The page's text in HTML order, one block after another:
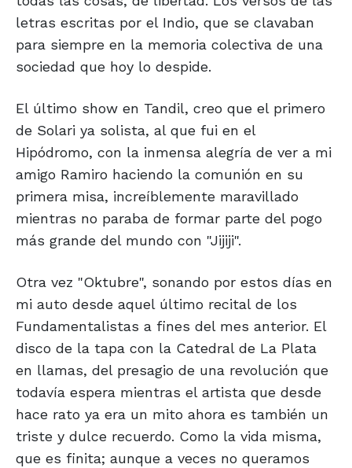
letras escritas por el Indio, que se clavaban
para siempre en la memoria colectiva de una
sociedad que hoy lo despide.
El último show en Tandil, creo que el primero
de Solari ya solista, al que fui en el
Hipódromo, con la inmensa alegría de ver a mi
amigo Ramiro haciendo la comunión en su
primera misa, increíblemente maravillado
mientras no paraba de formar parte del pogo
más grande del mundo con "Jijiji".
Otra vez "Oktubre", sonando por estos días en
mi auto desde aquel último recital de los
Fundamentalistas a fines del mes anterior. El
disco de la tapa con la Catedral de La Plata
en llamas, del presagio de una revolución que
todavía espera mientras el artista que desde
hace rato ya era un mito ahora es también un
triste y dulce recuerdo. Como la vida misma,
que es finita; aunque a veces no queramos